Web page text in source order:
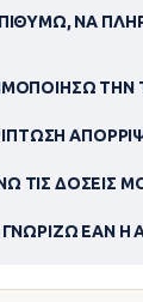
ΝΑ
ΤΗΝ
ΤΙΣ ΔΌΣΕΙΣ
ΕΆΝ Η